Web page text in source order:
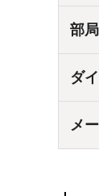
部局
ダ
メ